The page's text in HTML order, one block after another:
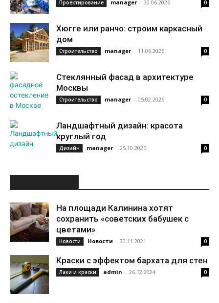
Проектирование manager - 30.06.2026 0
Хюгге или ранчо: строим каркасный
дом
Строительство manager - 11.06.2026 0
Стеклянный фасад в архитектуре
Москвы
Строительство manager - 05.02.2026 0
Ландшафтный дизайн: красота
круглый год
Дизайн manager - 25.10.2025 0
На площади Калинина хотят
сохранить «cоветских бабушек с
цветами»
Новости Новости - 30.11.2021 0
Краски с эффектом бархата для стен
Лаки и краски admin - 26.12.2024 0